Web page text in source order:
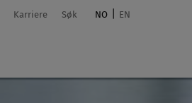
Karriere Søk NO EN